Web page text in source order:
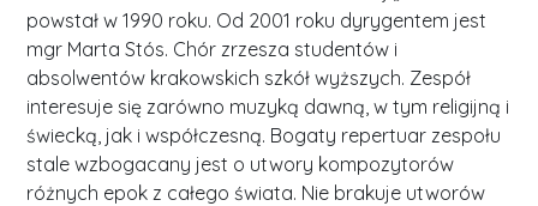
powstał w 1990 roku. Od 2001 roku dyrygentem jest
mgr Marta Stós. Chór zrzesza studentów i
absolwentów krakowskich szkół wyższych. Zespół
interesuje się zarówno muzyką dawną, w tym religijną i
świecką, jak i współczesną. Bogaty repertuar zespołu
stale wzbogacany jest o utwory kompozytorów
różnych epok z całego świata. Nie brakuje utworów